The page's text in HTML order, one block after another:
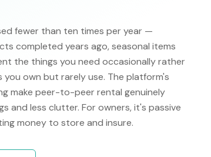
fewer than ten times per year —
completed years ago, seasonal items
the things you need occasionally rather
own but rarely use. The platform's
make peer-to-peer rental genuinely
and less clutter. For owners, it's passive
money to store and insure.